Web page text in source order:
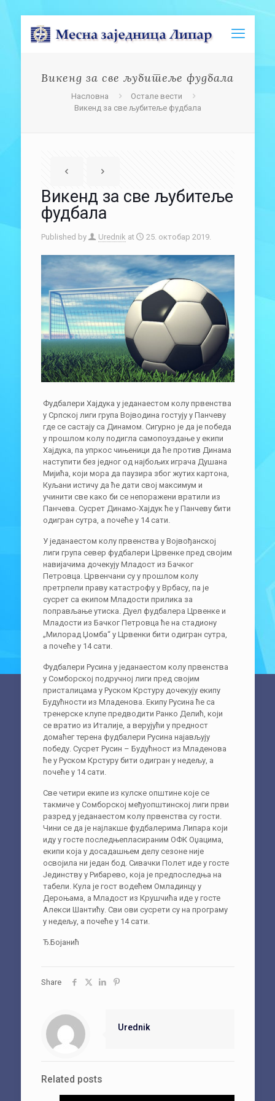
Викенд за све љубитеље фудбала
Насловна
Остале вести
Викенд за све љубитеље фудбала
Викенд за све љубитеље
фудбала
Published by Urednik at 25. октобар 2019.
Фудбалери Хајдука у једанаестом колу првенства
у Српској лиги група Војводина гостују у Панчеву
где се састају са Динамом. Сигурно је да је победа
у прошлом колу подигла самопоуздање у екипи
Хајдука, па упркос чињеници да ће против Динама
наступити без једног од најбољих играча Душана
Мијића, који мора да паузира због жутих картона,
Куљани истичу да ће дати свој максимум и
учинити све како би се непоражени вратили из
Панчева. Сусрет Динамо-Хајдук ће у Панчеву бити
одигран сутра, а почеће у 14 сати.
У једанаестом колу првенства у Војвођанској
лиги група север фудбалери Црвенке пред својим
навијачима дочекују Младост из Бачког
Петровца. Црвенчани су у прошлом колу
претрпели праву катастрофу у Врбасу, па је
сусрет са екипом Младости прилика за
поправљање утиска. Дуел фудбалера Црвенке и
Младости из Бачког Петровца ће на стадиону
„Милорад Џомба“ у Црвенки бити одигран сутра,
а почеће у 14 сати.
Фудбалери Русина у једанаестом колу првенства
у Сомборској подручној лиги пред својим
присталицама у Руском Крстуру дочекују екипу
Будућности из Младенова. Екипу Русина ће са
тренерске клупе предводити Ранко Делић, који
се вратио из Италије, а верујући у предност
домаћег терена фудбалери Русина најављују
победу. Сусрет Русин – Будућност из Младенова
ће у Руском Крстуру бити одигран у недељу, а
почеће у 14 сати.
Све четири екипе из кулске општине које се
такмиче у Сомборској међуопштинској лиги први
разред у једанаестом колу првенства су гости.
Чини се да је најлакше фудбалерима Липара који
иду у госте последњепласираним ОФК Оџацима,
екипи која у досадашњем делу сезоне није
освојила ни један бод. Сивачки Полет иде у госте
Јединству у Рибарево, која је предпоследња на
табели. Кула је гост водећем Омладинцу у
Дероњама, а Младост из Крушчића иде у госте
Алекси Шантићу. Сви ови сусрети су на програму
у недељу, а почеће у 14 сати.
Ђ.Бојанић
Share
Urednik
Related posts